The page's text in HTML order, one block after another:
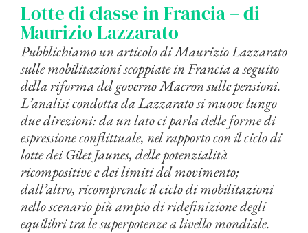
Lotte di classe in Francia – di
Maurizio Lazzarato
Pubblichiamo un articolo di Maurizio Lazzarato
sulle mobilitazioni scoppiate in Francia a seguito
della riforma del governo Macron sulle pensioni.
L’analisi condotta da Lazzarato si muove lungo
due direzioni: da un lato ci parla delle forme di
espressione conflittuale, nel rapporto con il ciclo di
lotte dei Gilet Jaunes, delle potenzialità
ricompositive e dei limiti del movimento;
dall’altro, ricomprende il ciclo di mobilitazioni
nello scenario più ampio di ridefinizione degli
equilibri tra le superpotenze a livello mondiale.